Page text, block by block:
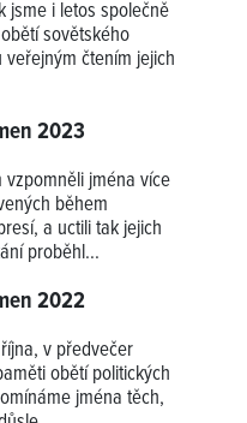
jsme i letos společně
sovětského
čtením jejich
2023
vzpomněli jména více
během
a uctili tak jejich
proběhl...
2022
v předvečer
obětí politických
jména těch,